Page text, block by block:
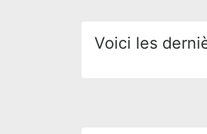
Voici les